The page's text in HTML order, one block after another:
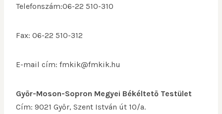
Telefonszám:06-22 510-310
Fax: 06-22 510-312
E-mail cím: fmkik@fmkik.hu
Győr-Moson-Sopron Megyei Békéltető Testület
Cím: 9021 Győr, Szent István út 10/a.